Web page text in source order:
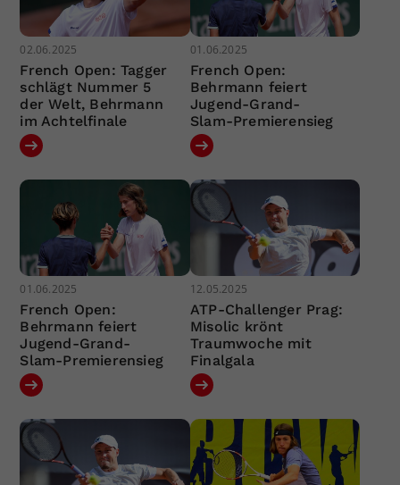
02.06.2025
French Open: Tagger
schlägt Nummer 5
der Welt, Behrmann
im Achtelfinale
01.06.2025
French Open:
Behrmann feiert
Jugend-Grand-
Slam-Premierensieg
01.06.2025
French Open:
Behrmann feiert
Jugend-Grand-
Slam-Premierensieg
12.05.2025
ATP-Challenger Prag:
Misolic krönt
Traumwoche mit
Finalgala